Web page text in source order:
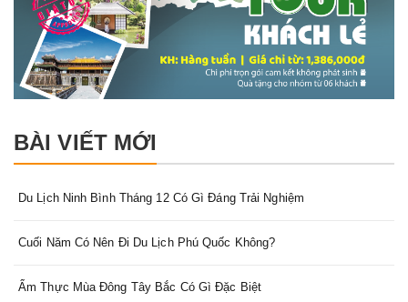
BÀI VIẾT MỚI
Du Lịch Ninh Bình Tháng 12 Có Gì Đáng Trải Nghiệm
Cuối Năm Có Nên Đi Du Lịch Phú Quốc Không?
Ẩm Thực Mùa Đông Tây Bắc Có Gì Đặc Biệt